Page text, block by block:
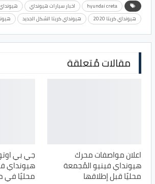
hyundai creta اخبار سيارات هيونداي
هيونداي كريتا 2020
هيونداي كريتا الشكل الجديد
مقالات مُتعلقة
اعلان مواصفات محرك
هيونداي فينيو المُجمعة
محليًا قبل إطلاقها
جي بي
هيونداي
محليًا في